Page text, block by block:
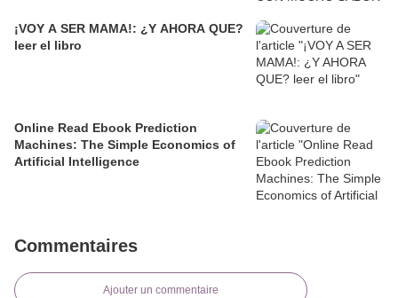
¡VOY A SER MAMA!: ¿Y AHORA QUE?
leer el libro
Online Read Ebook Prediction
Machines: The Simple Economics of
Artificial Intelligence
Commentaires
Ajouter un commentaire